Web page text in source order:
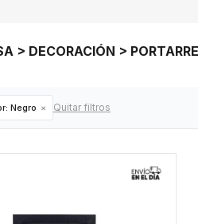
> DECORACIÓN >
Negro Quitar filtros